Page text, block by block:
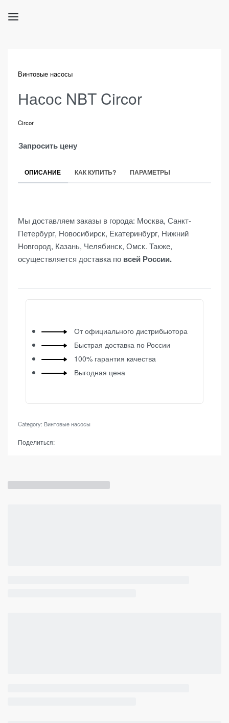
Винтовые насосы
Насос NBT Circor
Circor
Запросить цену
ОПИСАНИЕ КАК КУПИТЬ? ПАРАМЕТРЫ
Мы доставляем заказы в города: Москва, Санкт-
Петербург, Новосибирск, Екатеринбург, Нижний
Новгород, Казань, Челябинск, Омск. Также,
осуществляется доставка по всей России.
От официального дистрибьютора
Быстрая доставка по России
100% гарантия качества
Выгодная цена
Category: Винтовые насосы
Поделиться: